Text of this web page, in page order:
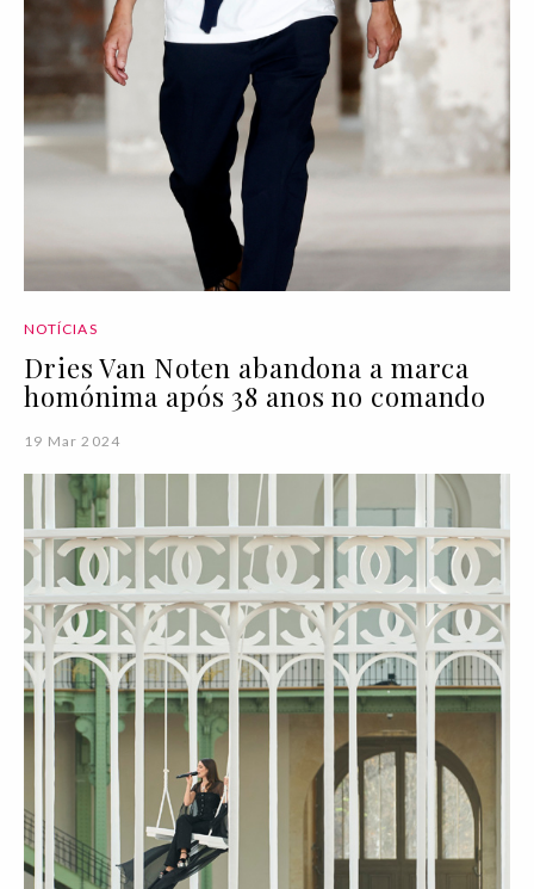
NOTÍCIAS
Dries Van Noten abandona a marca
homónima após 38 anos no comando
19 Mar 2024